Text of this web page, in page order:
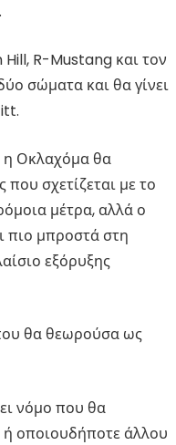
R-Mustang και τον
σώματα και θα γίνει
η Οκλαχόμα θα
σχετίζεται με το
μέτρα, αλλά ο
πιο μπροστά στη
εξόρυξης
θα θεωρούσα ως
νόμο που θα
ή οποιουδήποτε άλλου